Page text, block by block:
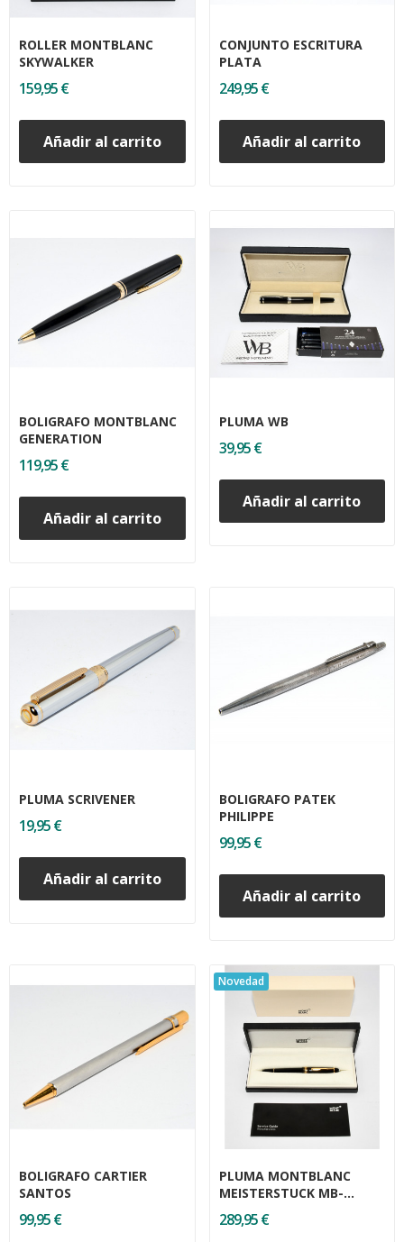
ROLLER MONTBLANC
SKYWALKER
159,95 €
Añadir al carrito
CONJUNTO ESCRITURA
PLATA
249,95 €
Añadir al carrito
BOLIGRAFO MONTBLANC
GENERATION
119,95 €
Añadir al carrito
PLUMA WB
39,95 €
Añadir al carrito
PLUMA SCRIVENER
19,95 €
Añadir al carrito
BOLIGRAFO PATEK
PHILIPPE
99,95 €
Añadir al carrito
BOLIGRAFO CARTIER
SANTOS
99,95 €
Novedad
PLUMA MONTBLANC
MEISTERSTUCK MB-
106514
289,95 €